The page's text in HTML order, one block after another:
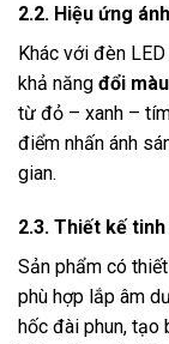
2.2. Hiệu ứng
Khác với đèn
khả năng đổi
từ đỏ – xanh –
điểm nhấn ánh
gian.
2.3. Thiết kế
Sản phẩm có
phù hợp lắp âm
hốc đài phun, tạo